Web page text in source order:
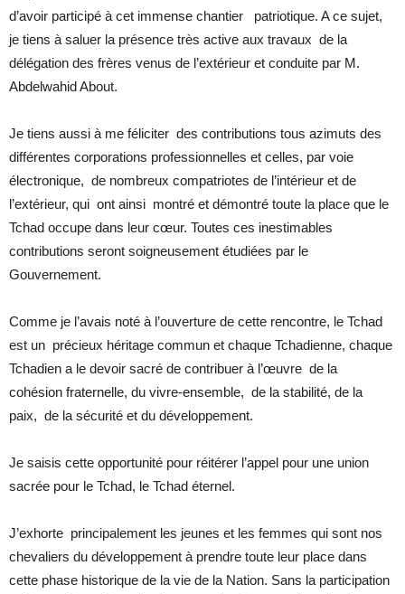
d’avoir participé à cet immense chantier patriotique. A ce sujet,
je tiens à saluer la présence très active aux travaux de la
délégation des frères venus de l’extérieur et conduite par M.
Abdelwahid About.
Je tiens aussi à me féliciter des contributions tous azimuts des
différentes corporations professionnelles et celles, par voie
électronique, de nombreux compatriotes de l’intérieur et de
l’extérieur, qui ont ainsi montré et démontré toute la place que le
Tchad occupe dans leur cœur. Toutes ces inestimables
contributions seront soigneusement étudiées par le
Gouvernement.
Comme je l’avais noté à l’ouverture de cette rencontre, le Tchad
est un précieux héritage commun et chaque Tchadienne, chaque
Tchadien a le devoir sacré de contribuer à l’œuvre de la
cohésion fraternelle, du vivre-ensemble, de la stabilité, de la
paix, de la sécurité et du développement.
Je saisis cette opportunité pour réitérer l’appel pour une union
sacrée pour le Tchad, le Tchad éternel.
J’exhorte principalement les jeunes et les femmes qui sont nos
chevaliers du développement à prendre toute leur place dans
cette phase historique de la vie de la Nation. Sans la participation